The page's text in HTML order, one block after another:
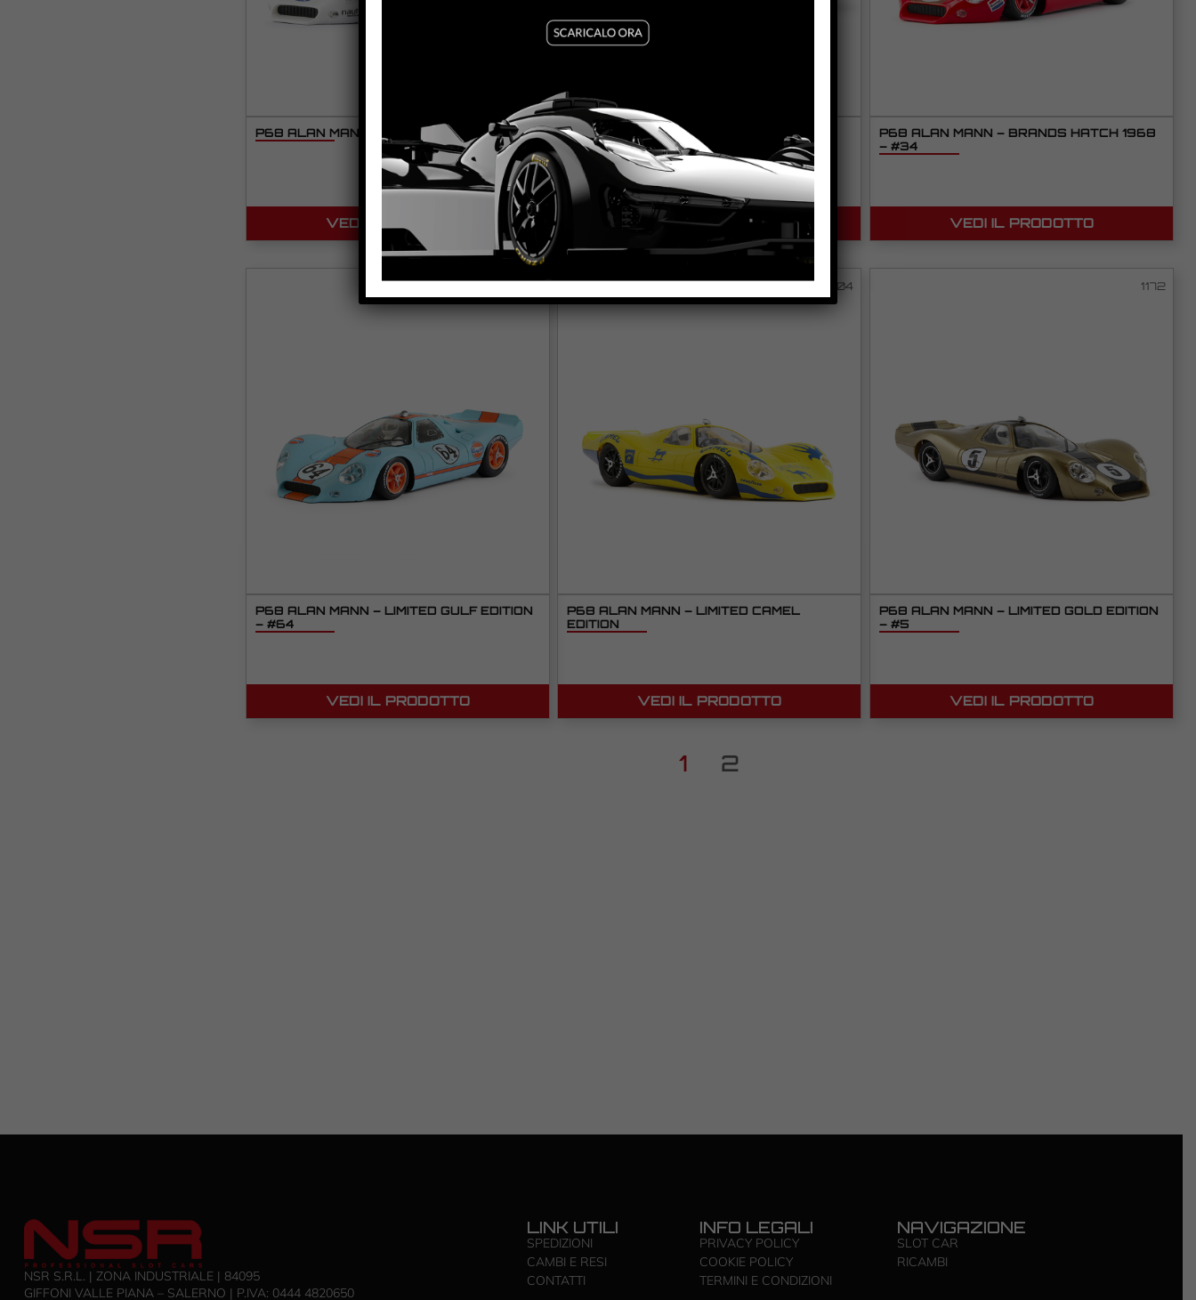
P68 ALAN MANN – LUCKY STRIKE #7
VEDI IL PRODOTTO
P68 ALAN MANN – MARTINI LIMITED
EDITION – #32
VEDI IL PRODOTTO
P68 ALAN MANN – BRANDS HATCH 1968
– #34
VEDI IL PRODOTTO
0016
P68 ALAN MANN – LIMITED GULF EDITION
– #64
VEDI IL PRODOTTO
0004
P68 ALAN MANN – LIMITED CAMEL
EDITION
VEDI IL PRODOTTO
1172
P68 ALAN MANN – LIMITED GOLD EDITION
– #5
VEDI IL PRODOTTO
1 2
NSR S.R.L. | ZONA INDUSTRIALE | 84095
GIFFONI VALLE PIANA – SALERNO | P.IVA: ‭0444 4820650‬
LINK UTILI
SPEDIZIONI
CAMBI E RESI
CONTATTI
INFO LEGALI
PRIVACY POLICY
COOKIE POLICY
TERMINI E CONDIZIONI
NAVIGAZIONE
SLOT CAR
RICAMBI